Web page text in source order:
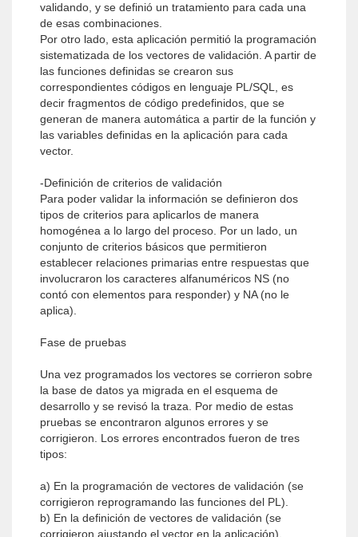
validando, y se definió un tratamiento para cada una
de esas combinaciones.
Por otro lado, esta aplicación permitió la programación
sistematizada de los vectores de validación. A partir de
las funciones definidas se crearon sus
correspondientes códigos en lenguaje PL/SQL, es
decir fragmentos de código predefinidos, que se
generan de manera automática a partir de la función y
las variables definidas en la aplicación para cada
vector.
-Definición de criterios de validación
Para poder validar la información se definieron dos
tipos de criterios para aplicarlos de manera
homogénea a lo largo del proceso. Por un lado, un
conjunto de criterios básicos que permitieron
establecer relacio­nes primarias entre respuestas que
involucraron los caracteres alfanuméricos NS (no
contó con elementos para responder) y NA (no le
aplica).
Fase de pruebas
Una vez programados los vectores se corrieron sobre
la base de datos ya migrada en el esquema de
desarrollo y se revisó la traza. Por medio de estas
pruebas se encontraron algunos errores y se
corrigieron. Los errores encontrados fueron de tres
tipos:
a) En la programación de vectores de validación (se
corrigieron reprogramando las funciones del PL).
b) En la definición de vectores de validación (se
corrigieron ajustando el vector en la aplicación).